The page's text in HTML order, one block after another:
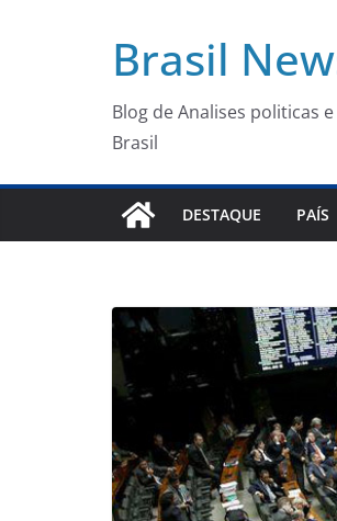
Brasil
Blog de Analises politicas
Brasil
DESTAQUE PAÍS